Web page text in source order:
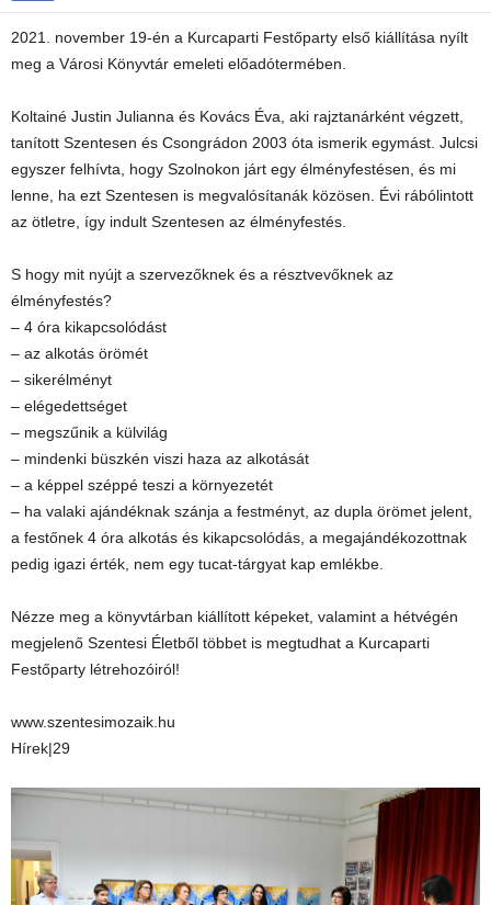
2021. november 19-én a Kurcaparti Festőparty első kiállítása nyílt
meg a Városi Könyvtár emeleti előadótermében.
Koltainé Justin Julianna és Kovács Éva, aki rajztanárként végzett,
tanított Szentesen és Csongrádon 2003 óta ismerik egymást. Julcsi
egyszer felhívta, hogy Szolnokon járt egy élményfestésen, és mi
lenne, ha ezt Szentesen is megvalósítanák közösen. Évi rábólintott
az ötletre, így indult Szentesen az élményfestés.
S hogy mit nyújt a szervezőknek és a résztvevőknek az
élményfestés?
– 4 óra kikapcsolódást
– az alkotás örömét
– sikerélményt
– elégedettséget
– megszűnik a külvilág
– mindenki büszkén viszi haza az alkotását
– a képpel széppé teszi a környezetét
– ha valaki ajándéknak szánja a festményt, az dupla örömet jelent,
a festőnek 4 óra alkotás és kikapcsolódás, a megajándékozottnak
pedig igazi érték, nem egy tucat-tárgyat kap emlékbe.
Nézze meg a könyvtárban kiállított képeket, valamint a hétvégén
megjelenő Szentesi Életből többet is megtudhat a Kurcaparti
Festőparty létrehozóiról!
www.szentesimozaik.hu
Hírek|29